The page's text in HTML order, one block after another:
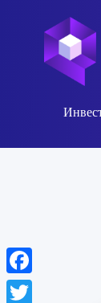
Facebook